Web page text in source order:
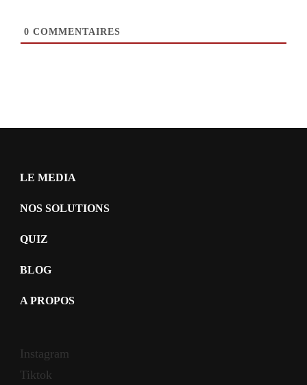
0 COMMENTAIRES
LE MEDIA
NOS SOLUTIONS
QUIZ
BLOG
A PROPOS
Instagram
Tiktok